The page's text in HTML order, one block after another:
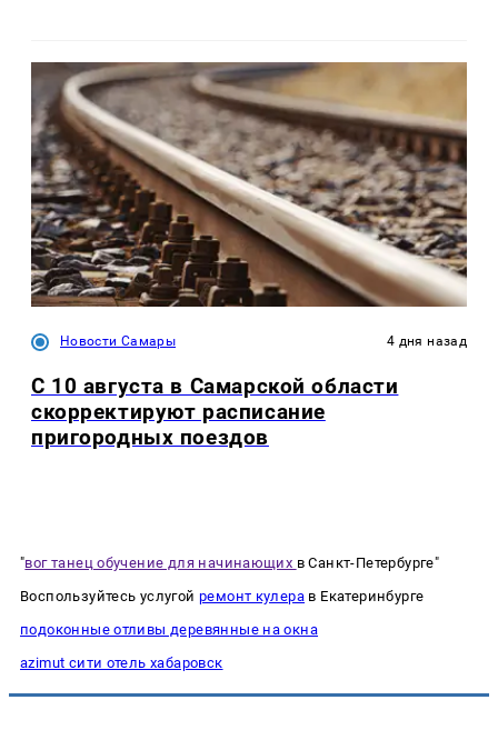
Новости Самары 4 дня назад
С 10 августа в Самарской области
скорректируют расписание
пригородных поездов
"вог танец обучение для начинающих в Санкт-Петербурге"
Воспользуйтесь услугой ремонт кулера в Екатеринбурге
подоконные отливы деревянные на окна
azimut сити отель хабаровск